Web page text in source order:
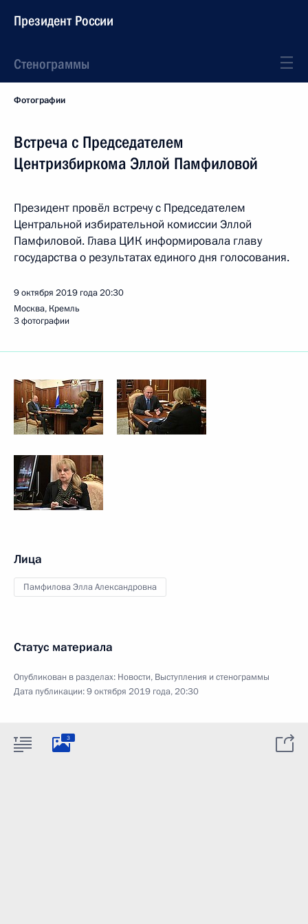
Президент России
Стенограммы
Фотографии
Встреча с Председателем
Центризбиркома Эллой Памфиловой
Президент провёл встречу с Председателем
Центральной избирательной комиссии Эллой
Памфиловой. Глава ЦИК информировала главу
государства о результатах единого дня голосования.
9 октября 2019 года20:30
Москва, Кремль
3 фотографии
Лица
Памфилова Элла Александровна
Статус материала
Опубликован в разделах: Новости, Выступления и стенограммы
Дата публикации:9 октября 2019 года, 20:30
3